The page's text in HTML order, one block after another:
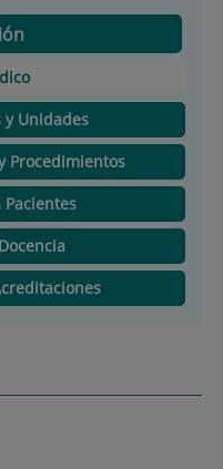
y Unidades
Procedimientos